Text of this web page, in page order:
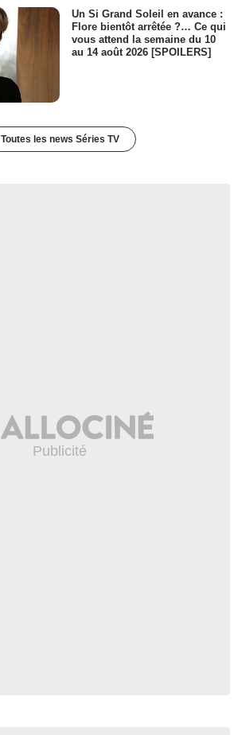
Un Si Grand Soleil en avance :
Flore bientôt arrêtée ?… Ce qui
vous attend la semaine du 10
au 14 août 2026 [SPOILERS]
Toutes les news Séries TV